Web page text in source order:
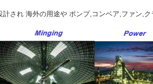
計され 海外の用途や ポンプ,コンベア,ファン,